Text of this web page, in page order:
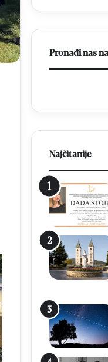
elektroničko
Pronađi nas
Najčitanije